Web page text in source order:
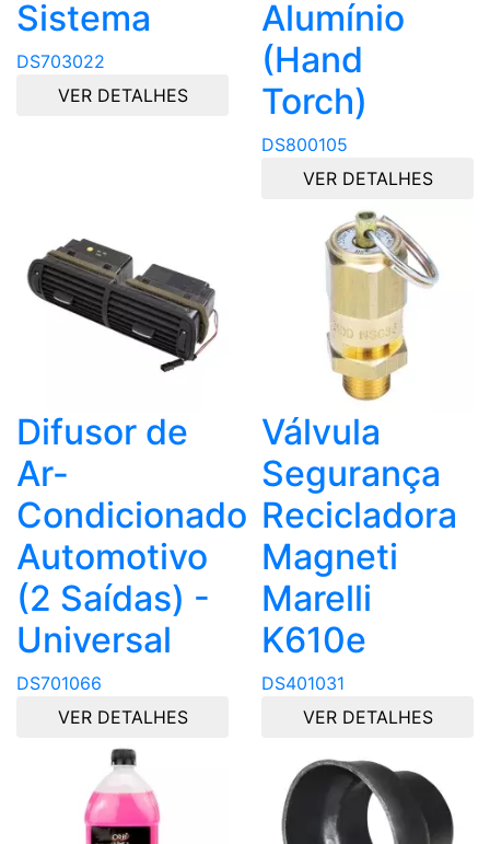
Sistema
DS703022
VER DETALHES
Alumínio
(Hand
Torch)
DS800105
VER DETALHES
Difusor de
Ar-
Condicionado
Automotivo
(2 Saídas) -
Universal
DS701066
VER DETALHES
Válvula
Segurança
Recicladora
Magneti
Marelli
K610e
DS401031
VER DETALHES